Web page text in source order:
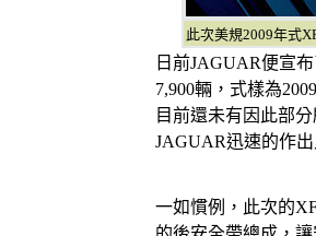
此次美規2009年式
日前JAGUAR便宣
7,900輛，式樣為
目前還未有因此部
JAGUAR迅速的作
一如慣例，此次的